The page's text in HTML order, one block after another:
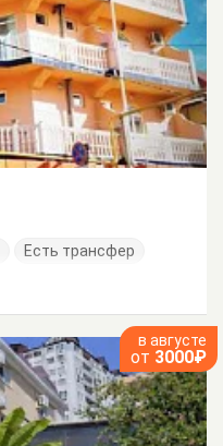
Есть трансфер
в августе
от 3000₽